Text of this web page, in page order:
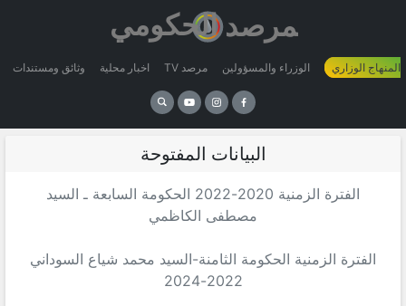
وثائق ومستندات اخبار محلية مرصد TV الوزراء والمسؤولين المنهاج الوزاري
البيانات المفتوحة
الفترة الزمنية 2020-2022 الحكومة السابعة ـ السيد
مصطفى الكاظمي
الفترة الزمنية الحكومة الثامنة-السيد محمد شياع السوداني
2022-2024